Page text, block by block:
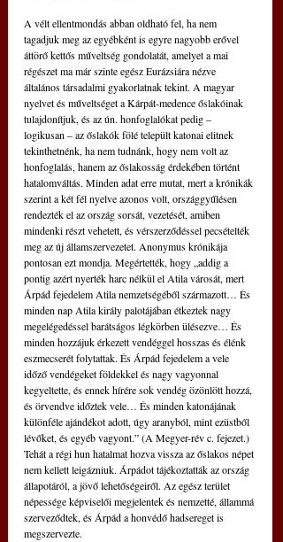
A vélt ellentmondás abban oldható fel, ha nem
tagadjuk meg az egyébként is egyre nagyobb erővel
áttörő kettős műveltség gondolatát, amelyet a mai
régészet ma már szinte egész Eurázsiára nézve
általános társadalmi gyakorlatnak tekint. A magyar
nyelvet és műveltséget a Kárpát-medence őslakóinak
tulajdonítjuk, és az ún. honfoglalókat pedig –
logikusan – az őslakók fölé települt katonai elitnek
tekinthetnénk, ha nem tudnánk, hogy nem volt az
honfoglalás, hanem az őslakosság érdekében történt
hatalomváltás. Minden adat erre mutat, mert a krónikák
szerint a két fél nyelve azonos volt, országgyűlésen
rendezték el az ország sorsát, vezetését, amiben
mindenki részt vehetett, és vérszerződéssel pecsételték
meg az új államszervezetet. Anonymus krónikája
pontosan ezt mondja. Megértették, hogy „addig a
pontig azért nyerték harc nélkül el Atila városát, mert
Árpád fejedelem Atila nemzetségéből származott… És
minden nap Atila király palotájában étkeztek nagy
megelégedéssel barátságos légkörben ülésezve… És
minden hozzájuk érkezett vendéggel hosszas és élénk
eszmecserét folytattak. És Árpád fejedelem a vele
időző vendégeket földekkel és nagy vagyonnal
kegyeltette, és ennek hírére sok vendég özönlött hozzá,
és örvendve időztek vele… És minden katonájának
különféle ajándékot adott, úgy aranyból, mint ezüstből
lévőket, és egyéb vagyont.” (A Megyer-rév c. fejezet.)
Tehát a régi hun hatalmat hozva vissza az őslakos népet
nem kellett leigázniuk. Árpádot tájékoztatták az ország
állapotáról, a jövő lehetőségeiről. Az egész terület
népessége képviselői megjelentek és nemzetté, állammá
szerveződtek, és Árpád a honvédő hadsereget is
megszervezte.